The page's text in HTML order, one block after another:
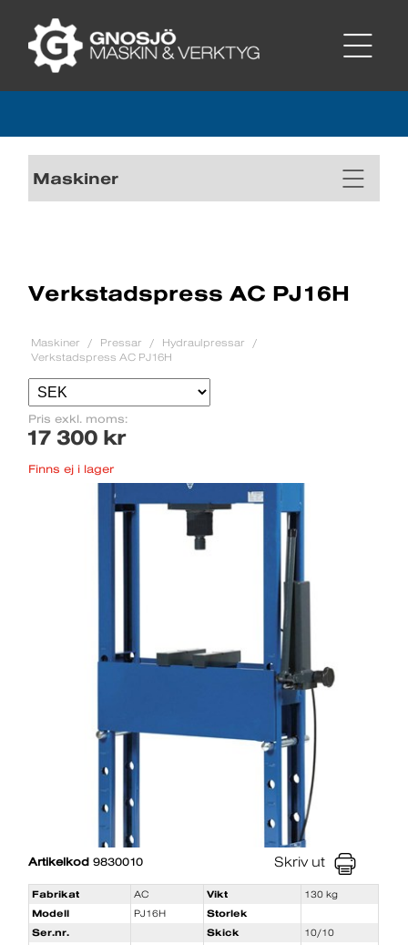
Maskiner
Verkstadspress AC PJ16H
Maskiner Pressar
Hydraulpressar
Verkstadspress AC PJ16H
Pris exkl. moms:
17 300 kr
Finns ej i lager
Artikelkod 9830010 Skriv ut
Fabrikat AC Vikt
130 kg
Modell
PJ16H
Storlek
Ser.nr.
Skick
10/10